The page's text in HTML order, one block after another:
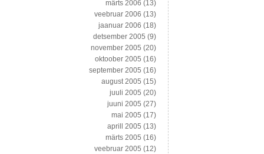
märts 2006 (13)
veebruar 2006 (13)
jaanuar 2006 (18)
detsember 2005 (9)
november 2005 (20)
oktoober 2005 (16)
september 2005 (16)
august 2005 (15)
juuli 2005 (20)
juuni 2005 (27)
mai 2005 (17)
aprill 2005 (13)
märts 2005 (16)
veebruar 2005 (12)